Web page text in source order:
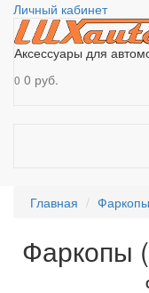
Личный кабинет
Аксессуары для
0 0 руб.
Главная
Фаркопы